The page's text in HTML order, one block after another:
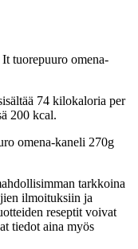
tuorepuuro omena-
74 kilokaloria per
200 kcal.
omena-kaneli 270g
tarkkoina
ilmoituksiin ja
reseptit voivat
tiedot aina myös